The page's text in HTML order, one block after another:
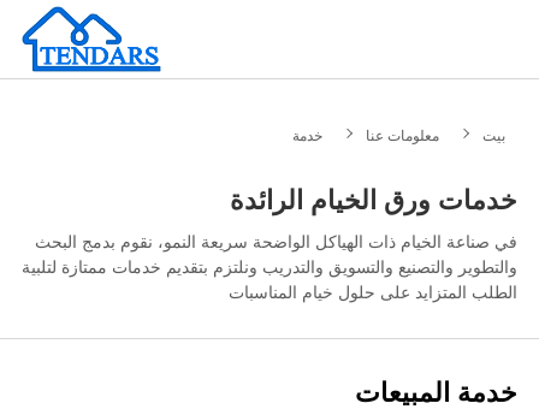
بيت معلومات عنا خدمة
خدمات ورق الخيام الرائدة
في صناعة الخيام ذات الهياكل الواضحة سريعة النمو، نقوم بدمج البحث
والتطوير والتصنيع والتسويق والتدريب ونلتزم بتقديم خدمات ممتازة لتلبية
الطلب المتزايد على حلول خيام المناسبات
خدمة المبيعات